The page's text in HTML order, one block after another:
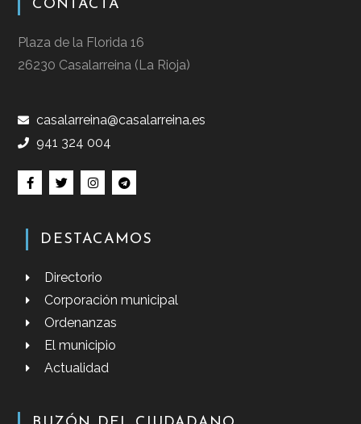
CONTACTA
Plaza de la Florida 16
26230 Casalarreina (La Rioja)
casalarreina@casalarreina.es
941 324 004
DESTACAMOS
Directorio
Corporación municipal
Ordenanzas
El municipio
Actualidad